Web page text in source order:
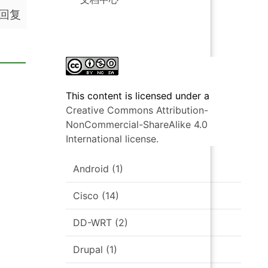
复
This content is licensed under a
Creative Commons Attribution-
NonCommercial-ShareAlike 4.0
International license.
Android (1)
Cisco (14)
DD-WRT (2)
Drupal (1)